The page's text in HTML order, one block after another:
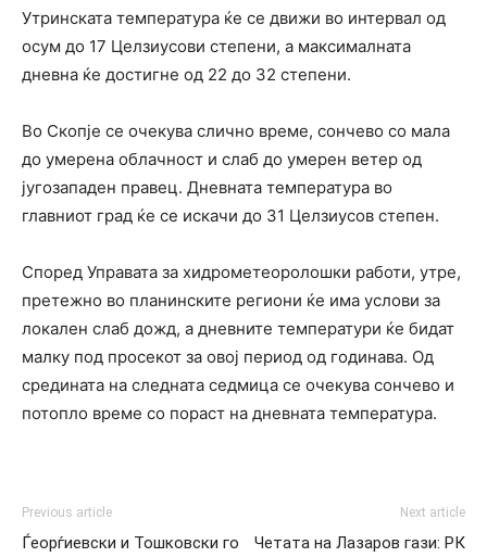
Утринската температура ќе се движи во интервал од
осум до 17 Целзиусови степени, а максималната
дневна ќе достигне од 22 до 32 степени.
Во Скопје се очекува слично време, сончево со мала
до умерена облачност и слаб до умерен ветер од
југозападен правец. Дневната температура во
главниот град ќе се искачи до 31 Целзиусов степен.
Според Управата за хидрометеоролошки работи, утре,
претежно во планинските региони ќе има услови за
локален слаб дожд, а дневните температури ќе бидат
малку под просекот за овој период од годинава. Од
средината на следната седмица се очекува сончево и
потопло време со пораст на дневната температура.
Previous article
Ѓеорѓиевски и Тошковски го
Next article
Четата на Лазаров гази: РК